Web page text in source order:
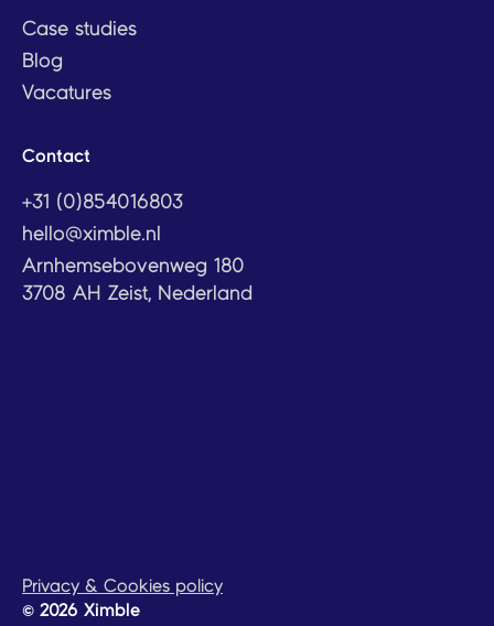
Case studies
Blog
Vacatures
Contact
+31 (0)854016803
hello@ximble.nl
Arnhemsebovenweg 180
3708 AH Zeist, Nederland
Privacy & Cookies policy
© 2026 Ximble